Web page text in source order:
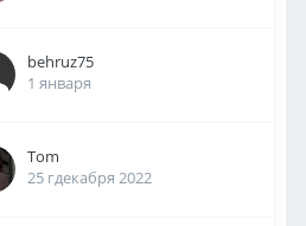
behruz75
1 января
Tom
25 гдекабря 2022